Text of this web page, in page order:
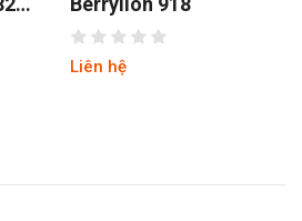
Liên hệ